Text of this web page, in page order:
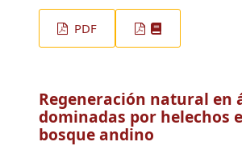
PDF
Regeneración natural en
dominadas por helechos
bosque andino